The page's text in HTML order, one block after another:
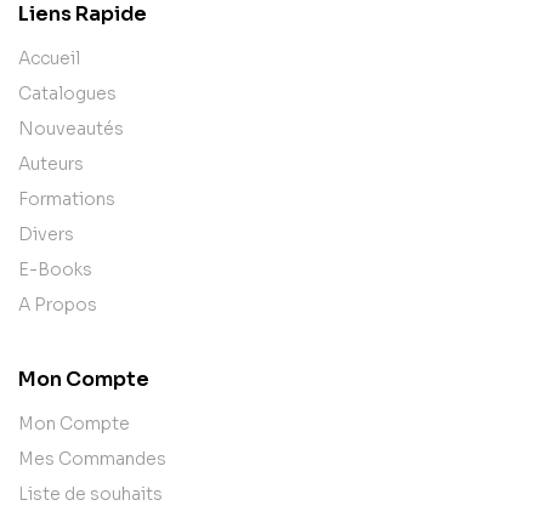
Liens Rapide
Accueil
Catalogues
Nouveautés
Auteurs
Formations
Divers
E-Books
A Propos
Mon Compte
Mon Compte
Mes Commandes
Liste de souhaits